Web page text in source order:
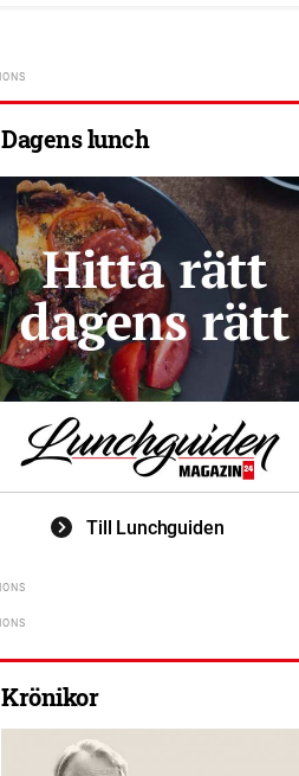
Dagens lunch
Till Lunchguiden
Krönikor